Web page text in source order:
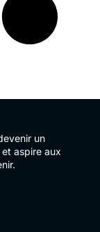
un
aspire aux